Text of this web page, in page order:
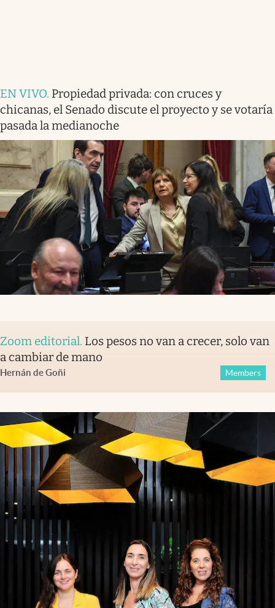
EN VIVO. Propiedad privada: con cruces y
chicanas, el Senado discute el proyecto y se votaría
pasada la medianoche
Zoom editorial. Los pesos no van a crecer, solo van
a cambiar de mano
Hernán de Goñi Members